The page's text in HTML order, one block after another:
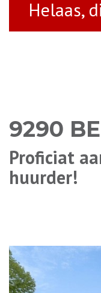
Helaas,
9290
Proficiat
huurder!